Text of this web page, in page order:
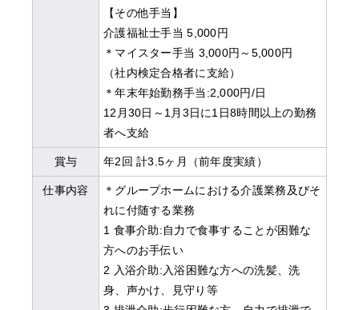
【その他手当】
介護福祉士手当 5,000円
＊マイスター手当 3,000円～5,000円
（社内検定合格者に支給）
＊年末年始勤務手当:2,000円/日
12月30日～1月3日に1日8時間以上の勤務
者へ支給
賞与 年2回 計3.5ヶ月（前年度実績）
仕事内容
＊グループホームにおける介護業務及びそ
れに付随する業務
1 食事介助:自力で食事することが困難な
方へのお手伝い
2 入浴介助:入浴困難な方への洗髪、洗
身、声かけ、見守り等